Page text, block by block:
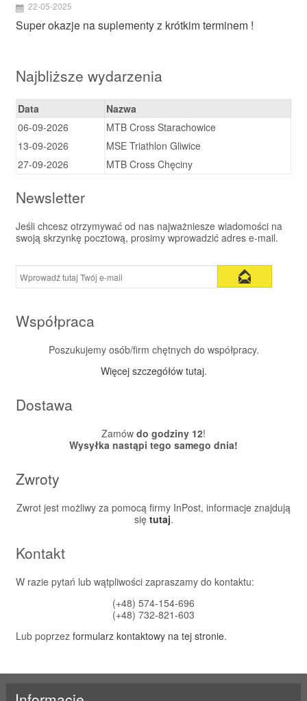
22-05-2025
Super okazje na suplementy z krótkim terminem !
Najbliższe wydarzenia
Data
Nazwa
06-09-2026
MTB Cross Starachowice
13-09-2026
MSE Triathlon Gliwice
27-09-2026
MTB Cross Chęciny
Newsletter
Jeśli chcesz otrzymywać od nas najważniesze wiadomości na
swoją skrzynkę pocztową, prosimy wprowadzić adres e-mail.
Współpraca
Poszukujemy osób/firm chętnych do współpracy.
Więcej szczegółów tutaj.
Dostawa
Zamów do godziny 12!
Wysyłka nastąpi tego samego dnia!
Zwroty
Zwrot jest możliwy za pomocą firmy InPost, informacje znajdują
się tutaj.
Kontakt
W razie pytań lub wątpliwości zapraszamy do kontaktu:
(+48) 574-154-696
(+48) 732-821-603
Lub poprzez formularz kontaktowy na tej stronie.